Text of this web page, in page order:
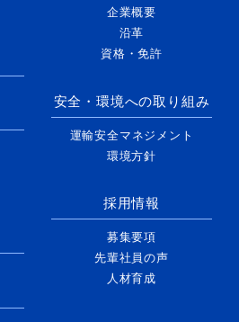
企業概要
沿革
資格・免許
安全・環境への取り組み
運輸安全マネジメント
環境方針
採用情報
募集要項
先輩社員の声
人材育成